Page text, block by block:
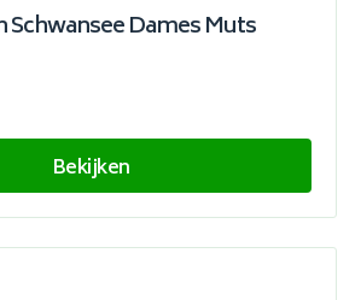
Schwansee Dames Muts
Bekijken